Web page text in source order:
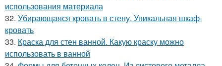
использования материала
32. Убирающаяся кровать в стену. Уникальная шкаф-
кровать
33. Краска для стен ванной. Какую краску можно
использовать в ванной